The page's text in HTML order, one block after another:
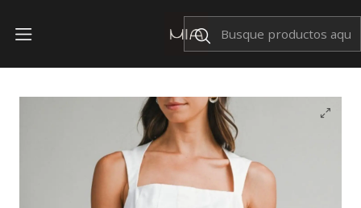
Envíos Nacionales $199
Vestido Malia Blanco